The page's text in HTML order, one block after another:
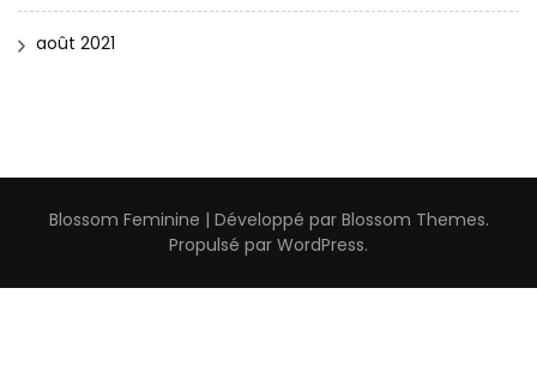
août 2021
Blossom Feminine | Développé par Blossom Themes.
Propulsé par WordPress.